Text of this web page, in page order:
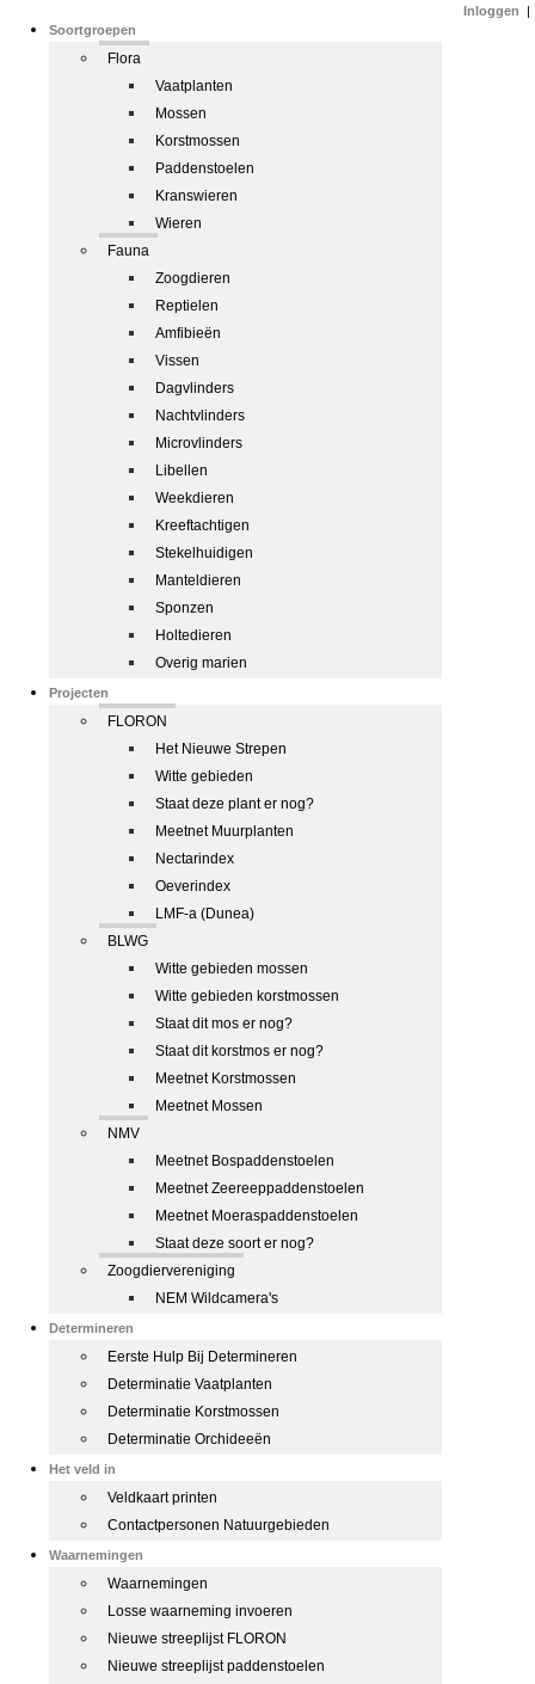
Soortgroepen
Flora
Vaatplanten
Mossen
Korstmossen
Paddenstoelen
Kranswieren
Wieren
Fauna
Zoogdieren
Reptielen
Amfibieën
Vissen
Dagvlinders
Nachtvlinders
Microvlinders
Libellen
Weekdieren
Kreeftachtigen
Stekelhuidigen
Manteldieren
Sponzen
Holtedieren
Overig marien
Projecten
FLORON
Het Nieuwe Strepen
Witte gebieden
Staat deze plant er nog?
Meetnet Muurplanten
Nectarindex
Oeverindex
LMF-a (Dunea)
BLWG
Witte gebieden mossen
Witte gebieden korstmossen
Staat dit mos er nog?
Staat dit korstmos er nog?
Meetnet Korstmossen
Meetnet Mossen
NMV
Meetnet Bospaddenstoelen
Meetnet Zeereeppaddenstoelen
Meetnet Moeraspaddenstoelen
Staat deze soort er nog?
Zoogdiervereniging
NEM Wildcamera's
Determineren
Eerste Hulp Bij Determineren
Determinatie Vaatplanten
Determinatie Korstmossen
Determinatie Orchideeën
Het veld in
Veldkaart printen
Contactpersonen Natuurgebieden
Waarnemingen
Waarnemingen
Losse waarneming invoeren
Nieuwe streeplijst FLORON
Nieuwe streeplijst paddenstoelen
Inloggen |